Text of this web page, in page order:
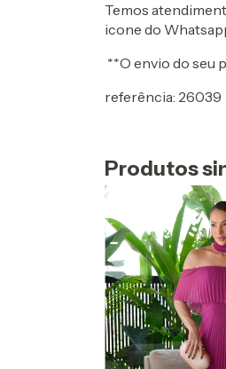
Temos
icone do
**O envio do seu
referência: 26039
Produtos